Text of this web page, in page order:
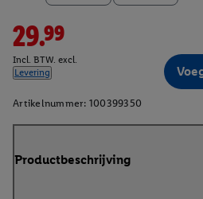
29.99
Incl. BTW. excl.
Levering
Artikelnummer: 100399350
Productbeschrijving